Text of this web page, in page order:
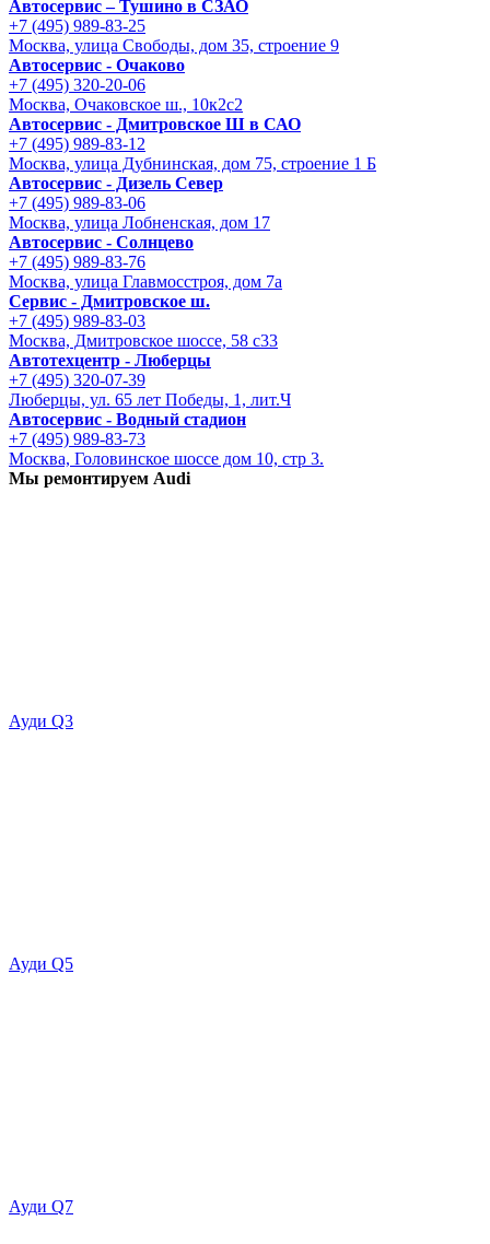
Автосервис – Тушино в СЗАО
+7 (495) 989-83-25
Москва, улица Свободы, дом 35, строение 9
Автосервис - Очаково
+7 (495) 320-20-06
Москва, Очаковское ш., 10к2с2
Автосервис - Дмитровское Ш в САО
+7 (495) 989-83-12
Москва, улица Дубнинская, дом 75, строение 1 Б
Автосервис - Дизель Север
+7 (495) 989-83-06
Москва, улица Лобненская, дом 17
Автосервис - Солнцево
+7 (495) 989-83-76
Москва, улица Главмосстроя, дом 7а
Сервис - Дмитровское ш.
+7 (495) 989-83-03
Москва, Дмитровское шоссе, 58 с33
Автотехцентр - Люберцы
+7 (495) 320-07-39
Люберцы, ул. 65 лет Победы, 1, лит.Ч
Автосервис - Водный стадион
+7 (495) 989-83-73
Москва, Головинское шоссе дом 10, стр 3.
Мы ремонтируем Audi
Ауди Q3
Ауди Q5
Ауди Q7